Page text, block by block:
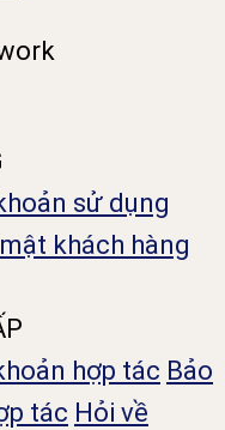
sử dụng
khách hàng
hợp tác Bảo
tác Hỏi về